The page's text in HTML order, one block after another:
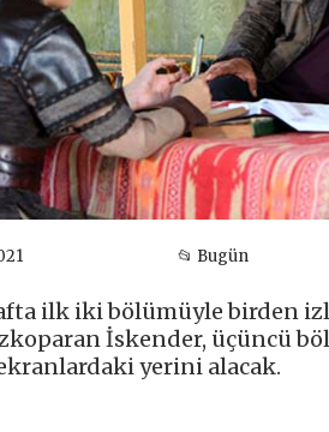
📂 Bugün
ilk iki bölümüyle birden
İskender, üçüncü
ekranlardaki yerini alacak.